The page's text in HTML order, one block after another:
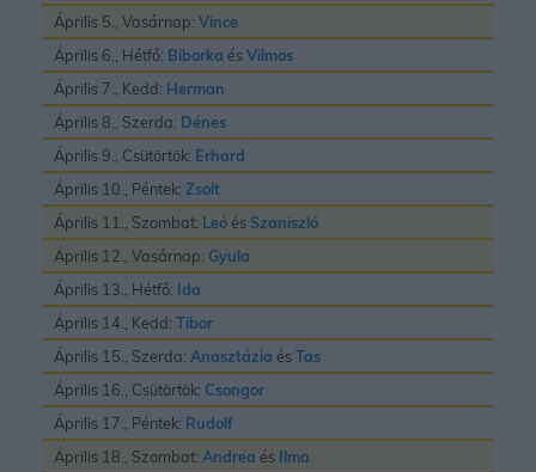
Április 5., Vasárnap: Vince
Április 6., Hétfő: Biborka ésVilmos
Április 7., Kedd: Herman
Április 8., Szerda: Dénes
Április 9., Csütörtök: Erhard
Április 10., Péntek: Zsolt
Április 11., Szombat: Leó és Szaniszló
Április 12., Vasárnap: Gyula
Április 13., Hétfő: Ida
Április 14., Kedd: Tibor
Április 15., Szerda: Anasztázia ésTas
Április 16., Csütörtök: Csongor
Április 17., Péntek: Rudolf
Április 18., Szombat: Andrea és Ilma